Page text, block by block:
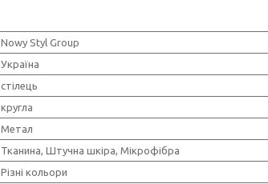
Nowy Styl Group
Україна
стілець
кругла
Метал
Тканина, Штучна шкіра, Мікрофібра
Різні кольори